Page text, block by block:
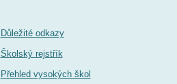
Důležité odkazy
Školský rejstřík
Přehled vysokých škol